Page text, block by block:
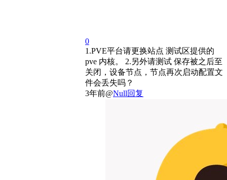
0
1.PVE平台请更换站点 测试区提供的
pve 内核。 2.另外请测试 保存被之后至
关闭，设备节点，节点再次启动配置文
件会丢失吗？
3年前@Null回复